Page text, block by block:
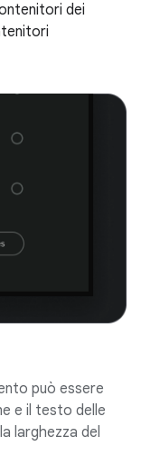
dei
può essere
e il testo delle
larghezza del